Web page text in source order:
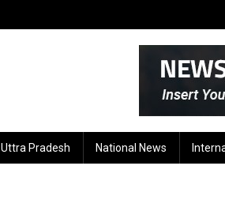
Uttra Pradesh National News